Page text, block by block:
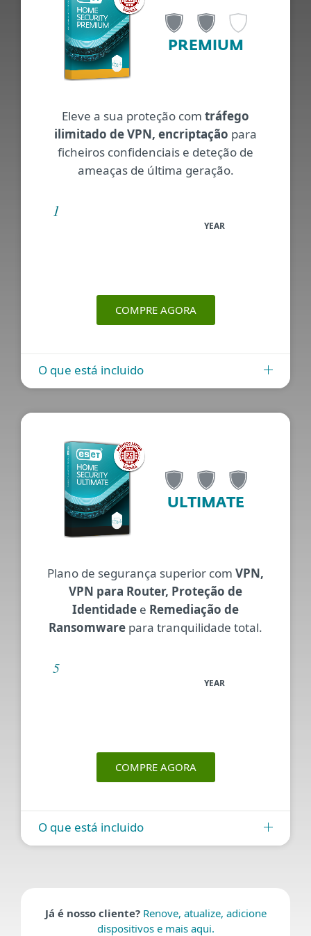
PREMIUM
Eleve a sua proteção com tráfego
ilimitado de VPN, encriptação para
ficheiros confidenciais e deteção de
ameaças de última geração.
YEAR
COMPRE AGORA
O que está incluido
ULTIMATE
Plano de segurança superior com VPN,
VPN para Router, Proteção de
Identidade e Remediação de
Ransomware para tranquilidade total.
YEAR
COMPRE AGORA
O que está incluido
Já é nosso cliente? Renove, atualize, adicione
dispositivos e mais aqui.